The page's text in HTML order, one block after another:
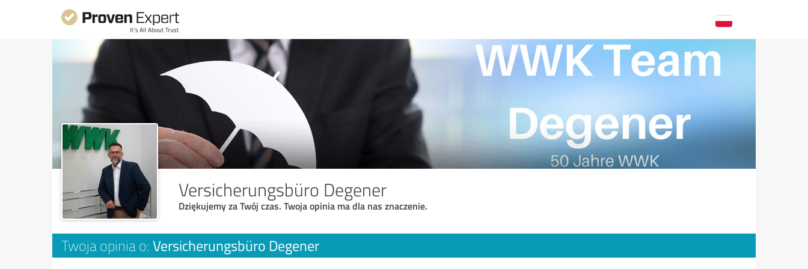
Versicherungsbüro Degener
Dziękujemy za Twój czas. Twoja opinia ma dla nas znaczenie.
Twoja opinia o: Versicherungsbüro Degener